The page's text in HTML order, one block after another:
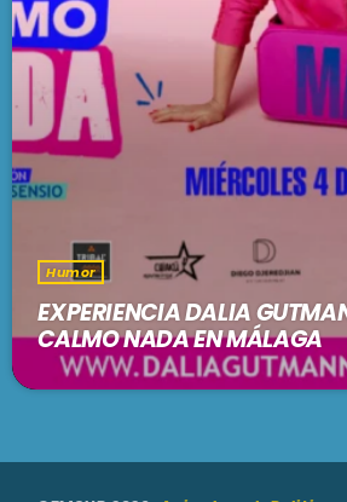
Humor
EXPERIENCIA DALIA
CALMO NADA EN MÁLAGA